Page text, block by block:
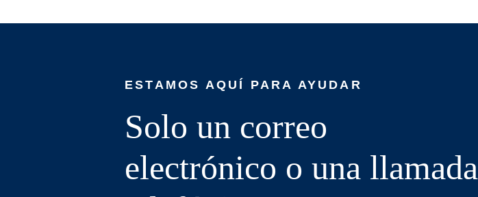
ESTAMOS AQUÍ PARA AYUDAR
Solo un correo
electrónico o una llamada